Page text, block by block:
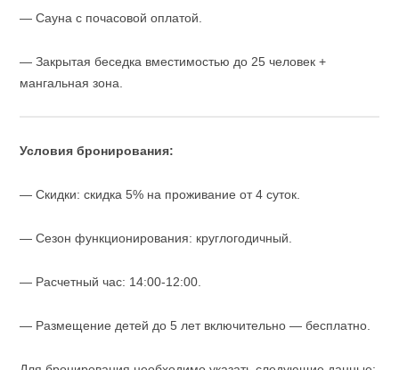
— Сауна с почасовой оплатой.
— Закрытая беседка вместимостью до 25 человек +
мангальная зона.
Условия бронирования:
— Скидки: скидка 5% на проживание от 4 суток.
— Сезон функционирования: круглогодичный.
— Расчетный час: 14:00-12:00.
— Размещение детей до 5 лет включительно — бесплатно.